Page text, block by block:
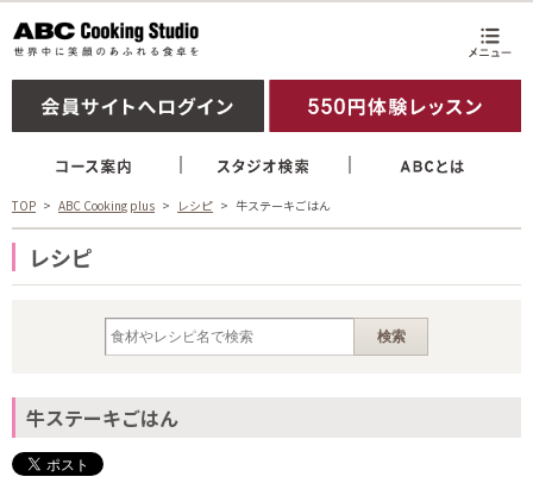
TOP ABC Cooking plus レシピ 牛ステーキごはん
レシピ
牛ステーキごはん